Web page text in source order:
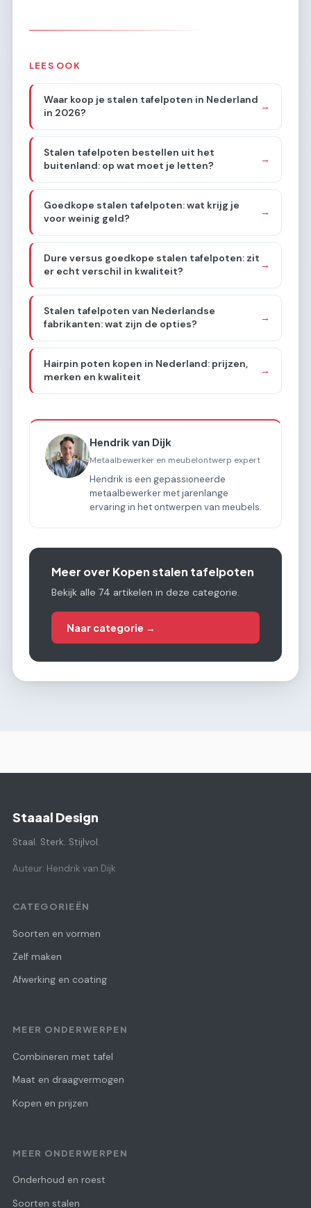
LEES OOK
Waar koop je stalen tafelpoten in Nederland
in 2026?
→
Stalen tafelpoten bestellen uit het
buitenland: op wat moet je letten?
→
Goedkope stalen tafelpoten: wat krijg je
voor weinig geld?
→
Dure versus goedkope stalen tafelpoten: zit
er echt verschil in kwaliteit?
→
Stalen tafelpoten van Nederlandse
fabrikanten: wat zijn de opties?
→
Hairpin poten kopen in Nederland: prijzen,
merken en kwaliteit
→
Hendrik van Dijk
Metaalbewerker en meubelontwerp expert
Hendrik is een gepassioneerde
metaalbewerker met jarenlange
ervaring in het ontwerpen van meubels.
Meer over Kopen stalen tafelpoten
Bekijk alle 74 artikelen in deze categorie.
Naar categorie →
Staaal Design
Staal. Sterk. Stijlvol.
Auteur: Hendrik van Dijk
CATEGORIEËN
Soorten en vormen
Zelf maken
Afwerking en coating
MEER ONDERWERPEN
Combineren met tafel
Maat en draagvermogen
Kopen en prijzen
MEER ONDERWERPEN
Onderhoud en roest
Soorten stalen